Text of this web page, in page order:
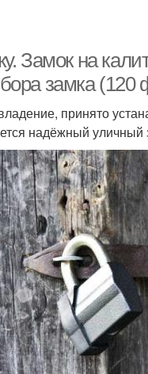
Замок на
замка (120
принято
надёжный уличный